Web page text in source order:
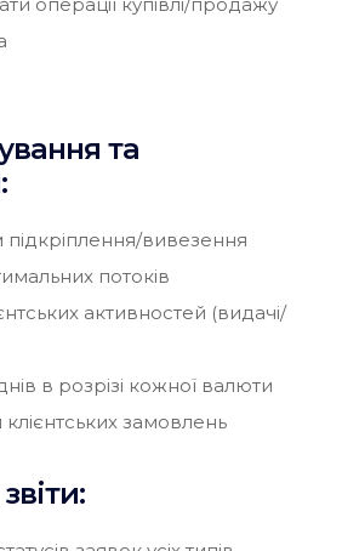
та
підкріплення/вивезення
потоків
активностей (видачі/
в розрізі кожної валюти
замовлень